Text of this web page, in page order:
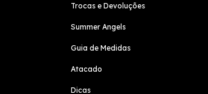
Trocas e Devoluções
Summer Angels
Guia de Medidas
Atacado
Dicas